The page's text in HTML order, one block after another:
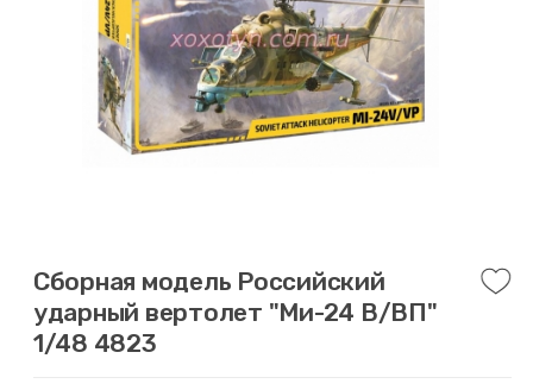
Сборная модель Российский
ударный вертолет "Ми-24 В/ВП"
1/48 4823